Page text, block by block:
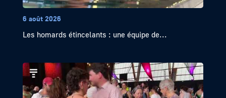
6 août 2026
Les homards étincelants : une équipe de...